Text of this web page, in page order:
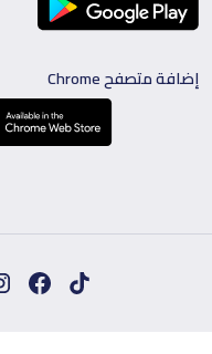
إضافة متصفح Chrome